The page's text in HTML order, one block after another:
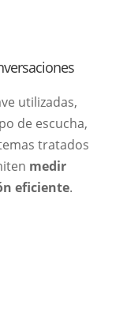
utilizadas,
de escucha,
tratados
medir
eficiente.